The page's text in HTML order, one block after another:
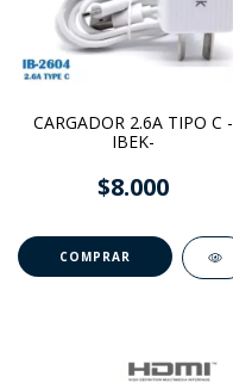
CARGADOR 2.6A TIPO C -
IBEK-
$8.000